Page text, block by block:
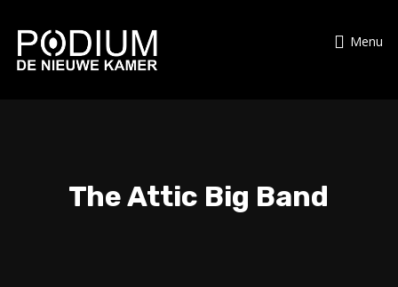
Menu
The Attic Big Band